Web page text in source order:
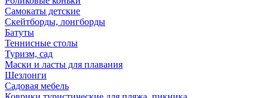
Самокаты детские
Скейтборды, лонгборды
Батуты
Теннисные столы
Туризм, сад
Маски и ласты для плавания
Шезлонги
Садовая мебель